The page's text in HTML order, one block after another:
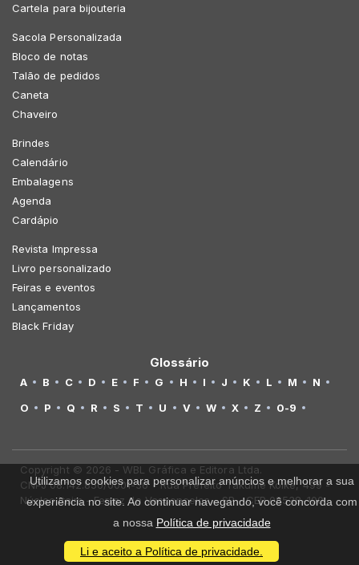
Cartela para bijouteria
Sacola Personalizada
Bloco de notas
Talão de pedidos
Caneta
Chaveiro
Brindes
Calendário
Embalagens
Agenda
Cardápio
Revista Impressa
Livro personalizado
Feiras e eventos
Lançamentos
Black Friday
Glossário
A B C D E F G H I J K L M
N
O
P Q R S T U V W X Z 0-9
Copyright © 2026 - WBL Gráfica e Editora Ltda.
CNPJ 08.142.850/0001-36 - Rua Prefeito Takume Koike, 499 -
Núcleo Itaim - Ferraz de Vasconcelos - SP - CEP 08538-100
Utilizamos cookies para personalizar anúncios e melhorar a sua
experiência no site. Ao continuar navegando, você concorda com
a nossa Política de privacidade
Li e aceito a Política de privacidade.